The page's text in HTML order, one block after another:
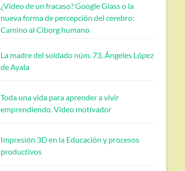
¿Vídeo de un fracaso? Google Glass o la
nueva forma de percepción del cerebro:
Camino al Ciborg humano
La madre del soldado núm. 73, Ángeles López
de Ayala
Toda una vida para aprender a vivir
emprendiendo. Vídeo motivador
Impresión 3D en la Educación y procesos
productivos